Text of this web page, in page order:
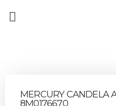
MERCURY CANDELA
8M0176670